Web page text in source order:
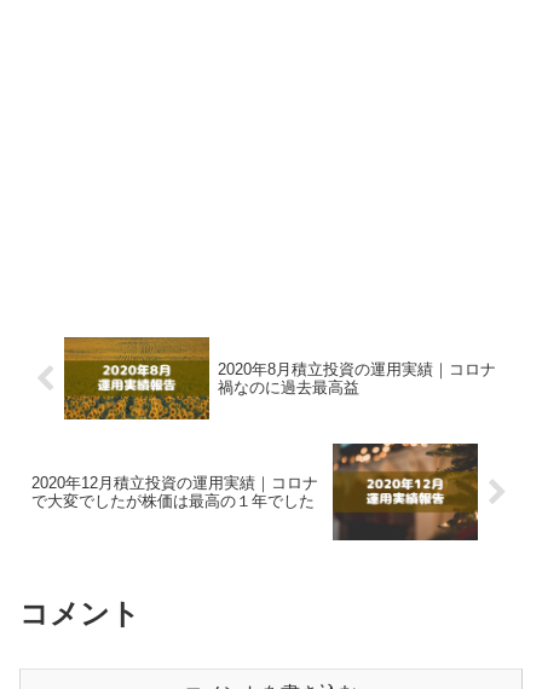
2020年8月積立投資の運用実績｜コロナ
禍なのに過去最高益
2020年12月積立投資の運用実績｜コロナ
で大変でしたが株価は最高の１年でした
コメント